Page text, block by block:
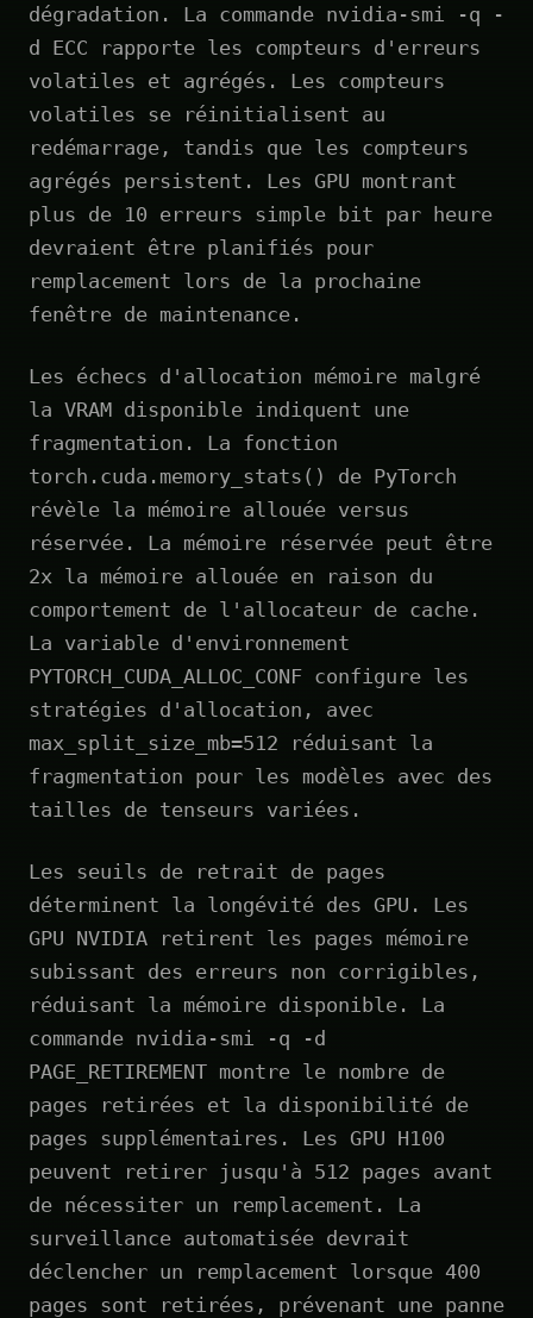
dégradation. La commande nvidia-smi -q -
d ECC rapporte les compteurs d'erreurs
volatiles et agrégés. Les compteurs
volatiles se réinitialisent au
redémarrage, tandis que les compteurs
agrégés persistent. Les GPU montrant
plus de 10 erreurs simple bit par heure
devraient être planifiés pour
remplacement lors de la prochaine
fenêtre de maintenance.
Les échecs d'allocation mémoire malgré
la VRAM disponible indiquent une
fragmentation. La fonction
torch.cuda.memory_stats() de PyTorch
révèle la mémoire allouée versus
réservée. La mémoire réservée peut être
2x la mémoire allouée en raison du
comportement de l'allocateur de cache.
La variable d'environnement
PYTORCH_CUDA_ALLOC_CONF configure les
stratégies d'allocation, avec
max_split_size_mb=512 réduisant la
fragmentation pour les modèles avec des
tailles de tenseurs variées.
Les seuils de retrait de pages
déterminent la longévité des GPU. Les
GPU NVIDIA retirent les pages mémoire
subissant des erreurs non corrigibles,
réduisant la mémoire disponible. La
commande nvidia-smi -q -d
PAGE_RETIREMENT montre le nombre de
pages retirées et la disponibilité de
pages supplémentaires. Les GPU H100
peuvent retirer jusqu'à 512 pages avant
de nécessiter un remplacement. La
surveillance automatisée devrait
déclencher un remplacement lorsque 400
pages sont retirées, prévenant une panne